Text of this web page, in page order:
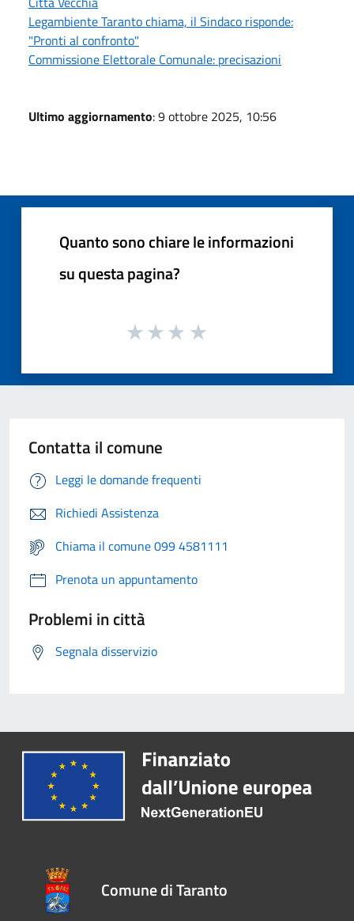
Legambiente Taranto chiama, il Sindaco risponde:
"Pronti al confronto"
Commissione Elettorale Comunale: precisazioni
Ultimo aggiornamento: 9 ottobre 2025, 10:56
Quanto sono chiare le informazioni
su questa pagina?
Contatta il comune
Leggi le domande frequenti
Richiedi Assistenza
Chiama il comune 099 4581111
Prenota un appuntamento
Problemi in città
Segnala disservizio
Comune di Taranto